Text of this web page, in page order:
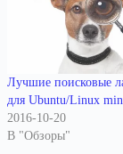
Лучшие поисковые
для Ubuntu/Linux
2016-10-20
В "Обзоры"